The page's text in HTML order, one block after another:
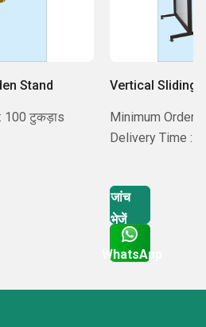
Stand
100 टुकड़ाs
Vertical Sliding
Minimum Order
Delivery Time :
जांच
भेजें
WhatsApp